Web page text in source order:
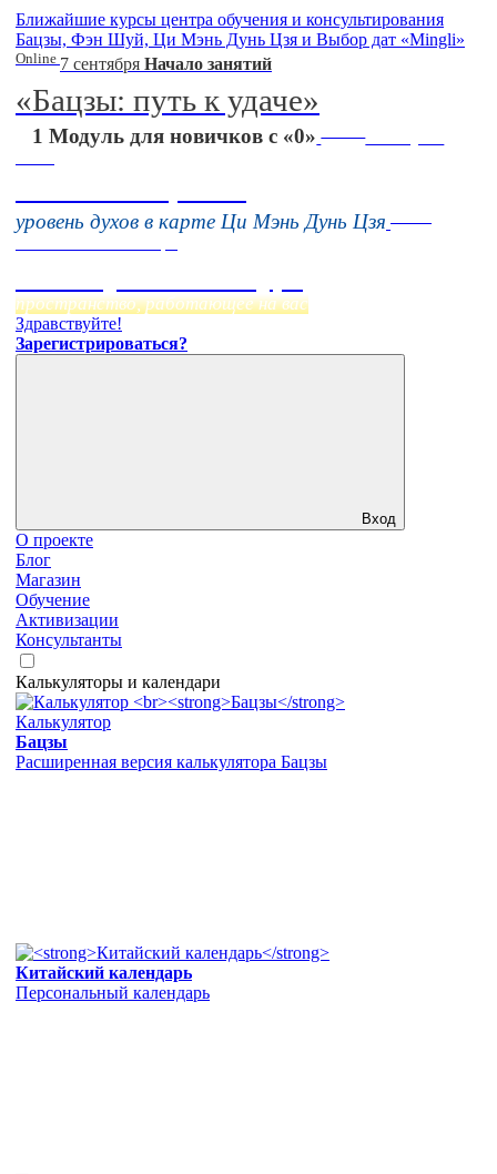
Ближайшие курсы центра обучения и консультирования
Бацзы, Фэн Шуй, Ци Мэнь Дунь Цзя и Выбор дат «Mingli»
Online 7 сентября Начало занятий
«Бацзы: путь к удаче»
1 Модуль для новичков с «0»
16 августа
уровень духов в карте Ци Мэнь Дунь Цзя
пространство, работающее на вас
Здравствуйте!
Зарегистрироваться?
Вход
О проекте
Блог
Магазин
Обучение
Активизации
Консультанты
Калькуляторы и календари
Калькулятор
Бацзы
Расширенная версия калькулятора Бацзы
Китайский календарь
Персональный календарь